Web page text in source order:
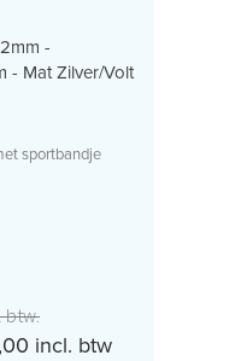
-
- Mat Zilver/Volt
sportbandje
btw.
incl. btw